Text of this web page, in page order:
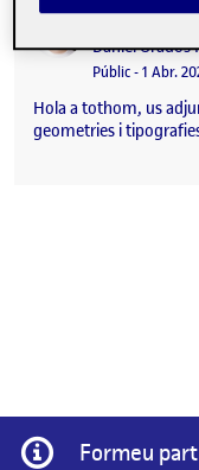
Publicat per
Publicat per
Daniel Grados
Visibilitat:
Públic-Data de
1 Abr.
Hola a tothom, us
geometries i
Informació
Formeu